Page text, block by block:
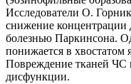
Исследователи О.
снижение
болезнью Паркинсона.
понижается в хвостатом
Повреждение тканей ЧС
дисфункции.